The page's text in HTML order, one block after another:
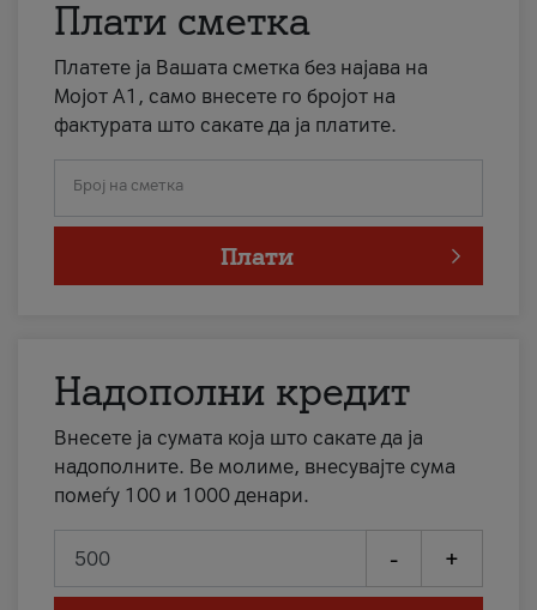
Плати сметка
Платете ја Вашата сметка без најава на
Мојот А1, само внесете го бројот на
фактурата што сакате да ја платите.
Број на сметка
Плати
Надополни кредит
Внесете ја сумата која што сакате да ја
надополните. Ве молиме, внесувајте сума
помеѓу 100 и 1000 денари.
- +